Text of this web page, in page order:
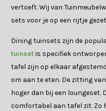
vertoeft. Wij van
sets voor je op een rijtje
Dining tuinsets zijn de
tuinsetis specifiek
tafel zijn op elkaar
om aan te eten. De zitting
hoger dan bij een loungeset.
comfortabel aan tafel zit. Zo